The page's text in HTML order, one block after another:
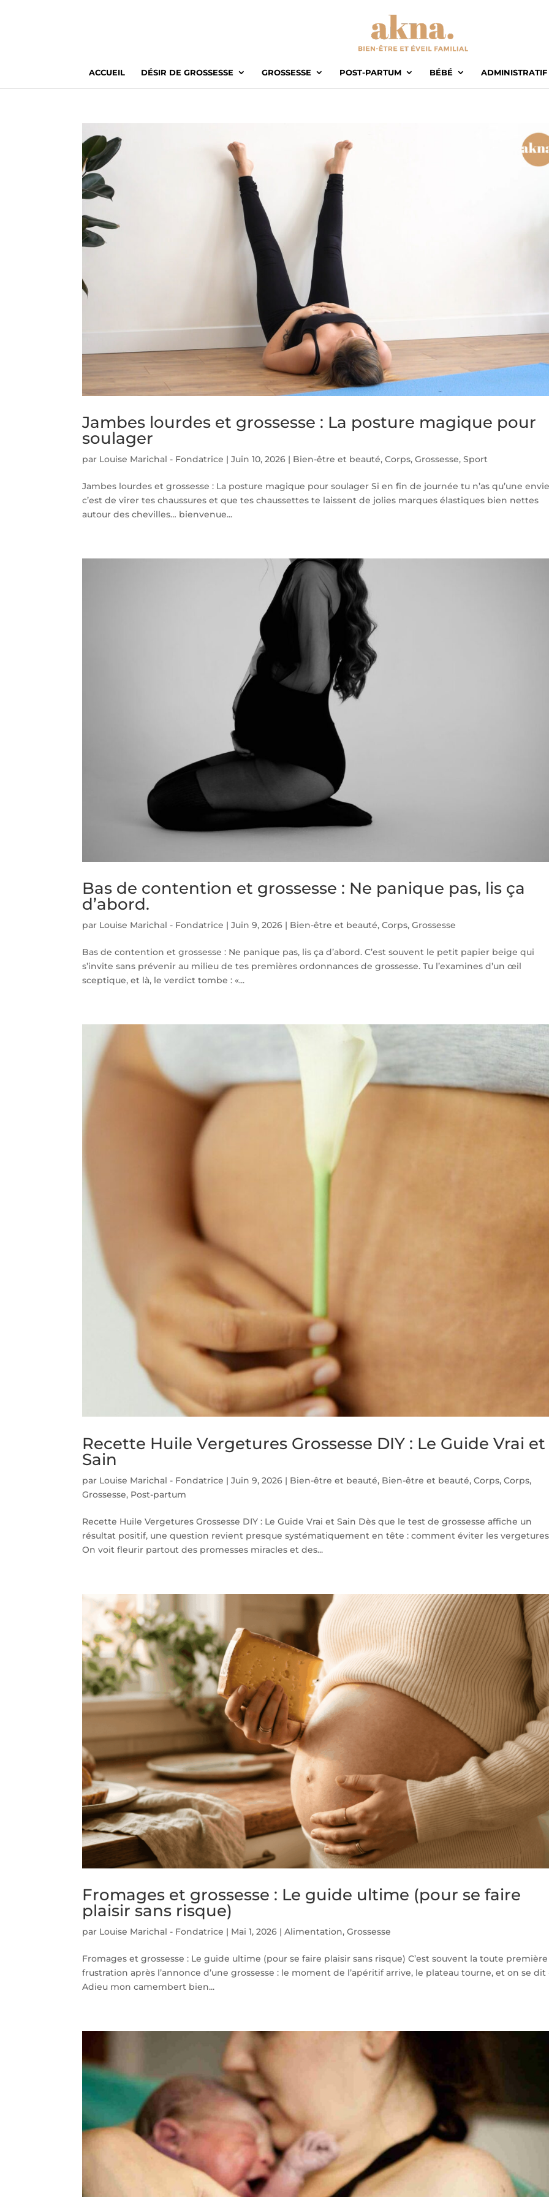
ACCUEIL DÉSIR DE GROSSESSE GROSSESSE POST-PARTUM BÉBÉ ADMINISTRATIF
Jambes lourdes et grossesse : La posture magique pour
soulager
par Louise Marichal - Fondatrice |Juin 10, 2026 | Bien-être et beauté,Corps,Grossesse,Sport
Jambes lourdes et grossesse : La posture magique pour soulager Si en fin de journée tu n’as qu’une
c’est de virer tes chaussures et que tes chaussettes te laissent de jolies marques élastiques bien nettes
autour des chevilles… bienvenue...
Bas de contention et grossesse : Ne panique pas, lis ça
d’abord.
par Louise Marichal - Fondatrice |Juin 9, 2026 | Bien-être et beauté,Corps,Grossesse
Bas de contention et grossesse : Ne panique pas, lis ça d’abord. C’est souvent le petit papier beige qui
s’invite sans prévenir au milieu de tes premières ordonnances de grossesse. Tu l’examines d’un œil
sceptique, et là, le verdict tombe : «...
Recette Huile Vergetures Grossesse DIY : Le Guide Vrai et
Sain
par Louise Marichal - Fondatrice |Juin 9, 2026 | Bien-être et beauté, Bien-être et beauté,Corps,Corps,
Grossesse, Post-partum
Recette Huile Vergetures Grossesse DIY : Le Guide Vrai et Sain Dès que le test de grossesse affiche un
résultat positif, une question revient presque systématiquement en tête : comment éviter les
On voit fleurir partout des promesses miracles et des...
Fromages et grossesse : Le guide ultime (pour se faire
plaisir sans risque)
par Louise Marichal - Fondatrice | Mai 1, 2026 |Alimentation,Grossesse
Fromages et grossesse : Le guide ultime (pour se faire plaisir sans risque) C’est souvent la toute première
frustration après l’annonce d’une grossesse : le moment de l’apéritif arrive, le plateau tourne, et on se dit
Adieu mon camembert bien...